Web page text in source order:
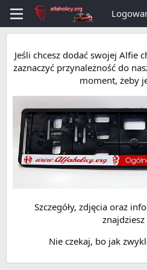
Jeśli chcesz dodać swojej Alfie
zaznaczyć przynależność do
moment, żeby
Szczegóły, zdjęcia oraz
znajdziesz
Nie czekaj, bo jak